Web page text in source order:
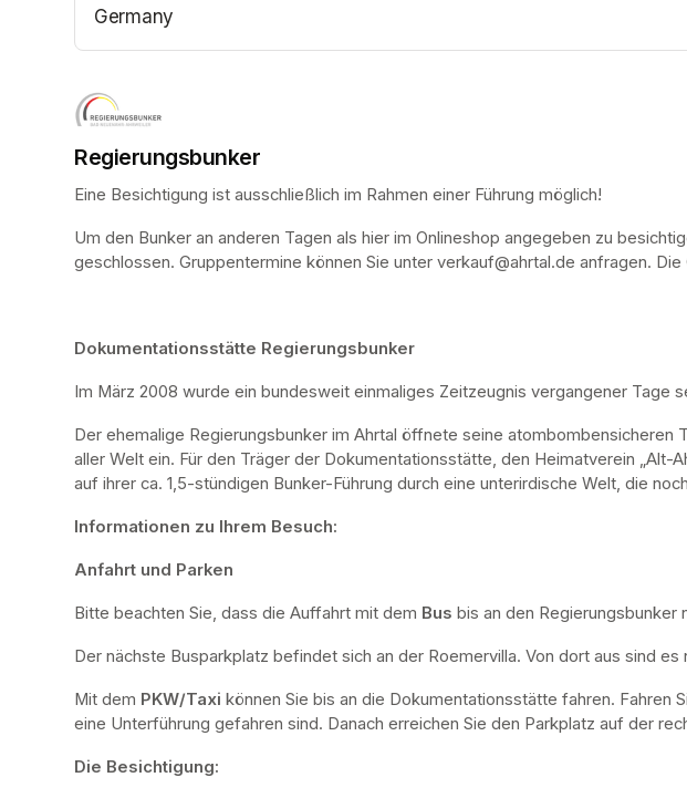
Germany
(opens in a new tab)
Regierungsbunker
Eine Besichtigung ist ausschließlich im Rahmen einer Führung möglich!
Um den Bunker an anderen Tagen als hier im Onlineshop angegeben zu
geschlossen. Gruppentermine können Sie unter verkauf@ahrtal.de anfragen.
Dokumentationsstätte Regierungsbunker
Im März 2008 wurde ein bundesweit einmaliges Zeitzeugnis vergangener Tage
Der ehemalige Regierungsbunker im Ahrtal öffnete seine
aller Welt ein. Für den Träger der Dokumentationsstätte, den Heimatverein
auf ihrer ca. 1,5-stündigen Bunker-Führung durch eine unterirdische Welt, die
Informationen zu Ihrem Besuch:
Anfahrt und Parken
Bitte beachten Sie, dass die Auffahrt mit dem Bus bis an den Regierungsbunker
Der nächste Busparkplatz befindet sich an der Roemervilla. Von dort aus sind
Mit dem PKW/Taxi können Sie bis an die Dokumentationsstätte fahren. Fahren
eine Unterführung gefahren sind. Danach erreichen Sie den Parkplatz auf der
Die Besichtigung: